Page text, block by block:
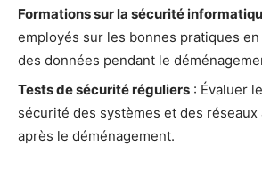
Formations sur la sécurité
employés sur les bonnes pratiques
des données pendant le
Tests de sécurité réguliers : Évaluer
sécurité des systèmes et des réseaux
après le déménagement.